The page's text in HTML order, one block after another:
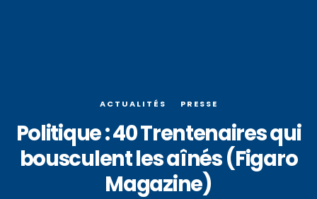
ACTUALITÉS PRESSE
Politique : 40 Trentenaires qui
bousculent les aînés (Figaro
Magazine)